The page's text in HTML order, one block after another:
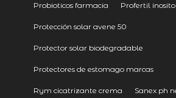
Probioticos farmacia Profertil
Protección solar avene 50
Protector solar biodegradable
Protectores de estomago marcas
Rym cicatrizante crema Sanex ph